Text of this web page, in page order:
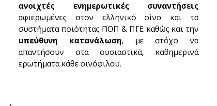
ανοιχτές ενημερωτικές συναντήσεις
αφιερωμένες στον ελληνικό οίνο και τα
υπεύθυνη κατανάλωση, με στόχο να
απαντήσουν στα ουσιαστικά, καθημερινά
ερωτήματα κάθε οινόφιλου.